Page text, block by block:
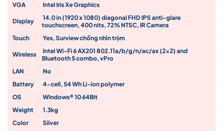
VGA
Intel Iris Xe Graphics
Display
14.0 in (1920 x 1080) diagonal FHD IPS anti-glare
touchscreen, 400 nits, 72% NTSC, IR Camera
Touch
Yes, Surview chống nhìn trộm
Wireless
Intel Wi-Fi 6 AX201 802.11a/b/g/n/ac/ax (2×2) and
Bluetooth 5 combo, vPro
LAN
No
Battery
4-cell, 54 Wh Li-ion polymer
OS
Windows® 10 64Bit
Weight
1.3kg
Color
Silver